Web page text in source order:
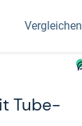
Vergleichen
Tube-​